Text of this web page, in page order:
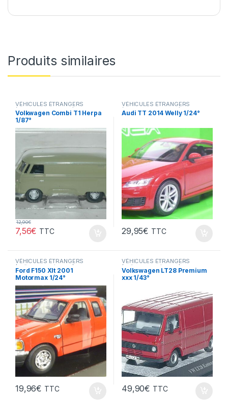
Produits similaires
VÉHICULES ÉTRANGERS
(voitures,camions ...)
Volkwagen Combi T1 Herpa
1/87°
7,56€
12,90€
TTC
VÉHICULES ÉTRANGERS
(voitures,camions ...)
Audi TT 2014 Welly 1/24°
29,95€ TTC
VÉHICULES ÉTRANGERS
(voitures,camions ...)
Ford F150 Xlt 2001
Motormax 1/24°
19,96€ TTC
VÉHICULES ÉTRANGERS
(voitures,camions ...)
Volkswagen LT28 Premium
xxx 1/43°
49,90€ TTC